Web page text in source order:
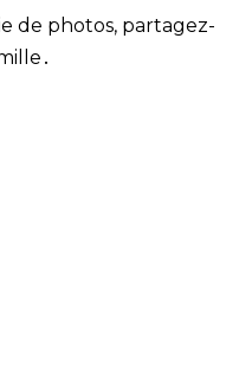
de photos, partagez-